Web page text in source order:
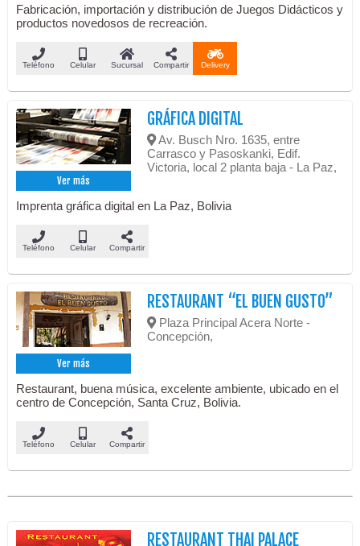
Fabricación, importación y distribución de Juegos Didácticos y
productos novedosos de recreación.
Teléfono Celular Sucursal Compartir Delivery
Ver más
GRÁFICA DIGITAL
Av. Busch Nro. 1635, entre
Carrasco y Pasoskanki, Edif.
Victoria, local 2 planta baja - La Paz,
Imprenta gráfica digital en La Paz, Bolivia
Teléfono Celular Compartir
Ver más
RESTAURANT “EL BUEN GUSTO”
Plaza Principal Acera Norte -
Concepción,
Restaurant, buena música, excelente ambiente, ubicado en el
centro de Concepción, Santa Cruz, Bolivia.
Teléfono Celular Compartir
RESTAURANT THAI PALACE